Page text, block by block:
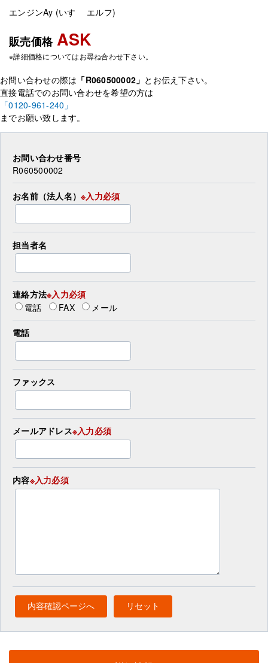
エンジンAy (いすゞ エルフ)
販売価格 ASK
※詳細価格についてはお尋ね合わせ下さい。
お問い合わせの際は 「R060500002」 とお伝え下さい。
直接電話でのお問い合わせを希望の方は
「0120-961-240」
までお願い致します。
お問い合わせ番号
R060500002
お名前（法人名） ※入力必須
担当者名
連絡方法※入力必須
電話
FAX メール
電話
ファックス
メールアドレス※入力必須
内容※入力必須